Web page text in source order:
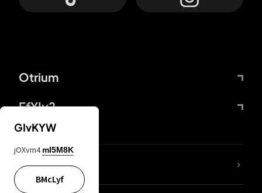
Otrium
FfYIy2
KIjvtr
GIvKYW
jOXvm4 mI5M8K
BMcLyf